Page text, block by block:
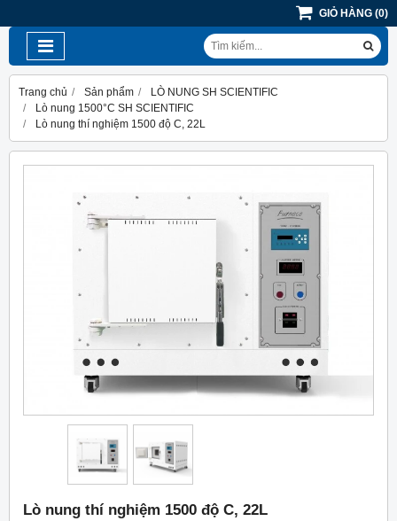
GIỎ HÀNG (0)
Trang chủ Sản phẩm
LÒ NUNG SH SCIENTIFIC
Lò nung 1500°C SH SCIENTIFIC
Lò nung thí nghiệm 1500 độ C, 22L
Lò nung thí nghiệm 1500 độ C, 22L